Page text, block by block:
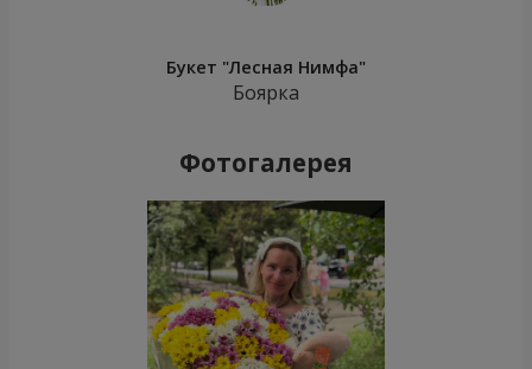
Букет "Лесная Нимфа"
Боярка
Фотогалерея